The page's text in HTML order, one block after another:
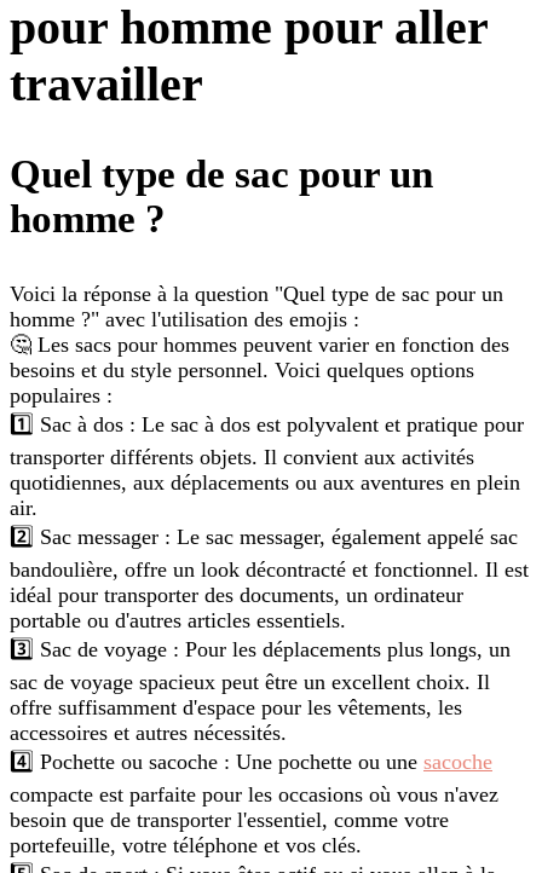
pour homme pour aller
travailler
Quel type de sac pour un
homme ?
Voici la réponse à la question "Quel type de sac pour un
homme ?" avec l'utilisation des emojis :
🤔 Les sacs pour hommes peuvent varier en fonction des
besoins et du style personnel. Voici quelques options
populaires :
1️⃣ Sac à dos : Le sac à dos est polyvalent et pratique pour
transporter différents objets. Il convient aux activités
quotidiennes, aux déplacements ou aux aventures en plein
air.
2️⃣ Sac messager : Le sac messager, également appelé sac
bandoulière, offre un look décontracté et fonctionnel. Il est
idéal pour transporter des documents, un ordinateur
portable ou d'autres articles essentiels.
3️⃣ Sac de voyage : Pour les déplacements plus longs, un
sac de voyage spacieux peut être un excellent choix. Il
offre suffisamment d'espace pour les vêtements, les
accessoires et autres nécessités.
4️⃣ Pochette ou sacoche : Une pochette ou une sacoche
compacte est parfaite pour les occasions où vous n'avez
besoin que de transporter l'essentiel, comme votre
portefeuille, votre téléphone et vos clés.